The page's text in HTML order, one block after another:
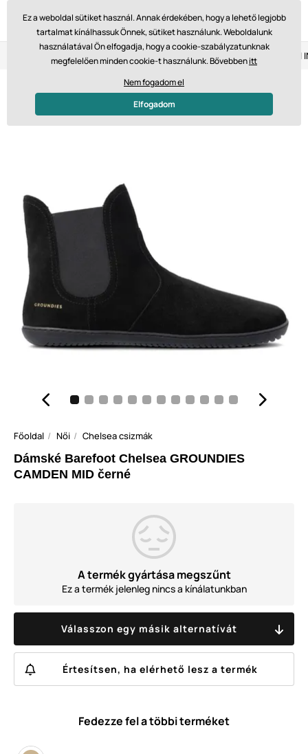
Visszaküldés 14 napon belül Gyors szállítás 61 475 Ft-tól
Főoldal Női Chelsea csizmák
Dámské Barefoot Chelsea GROUNDIES
CAMDEN MID černé
A termék gyártása megszűnt
Ez a termék jelenleg nincs a kínálatunkban
Válasszon egy másik alternatívát
Értesítsen, ha elérhető lesz a termék
Fedezze fel a többi terméket
Ez a weboldal sütiket használ. Annak érdekében, hogy a lehető legjobb
tartalmat kínálhassuk Önnek, sütiket használunk. Weboldalunk
használatával Ön elfogadja, hogy a cookie-szabályzatunknak
megfelelően minden cookie-t használunk. Bővebbenitt
Nem fogadom el
Elfogadom